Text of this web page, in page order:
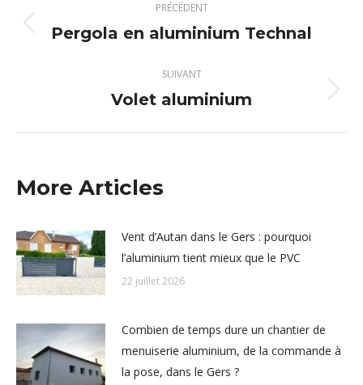
article
PRÉCÉDENT
Article
:
Pergola en aluminium Technal
SUIVANT
Article
Volet aluminium
More Articles
Vent d’Autan dans le Gers : pourquoi
l’aluminium tient mieux que le PVC
22 juillet 2026
Combien de temps dure un chantier de
menuiserie aluminium, de la commande à
la pose, dans le Gers ?